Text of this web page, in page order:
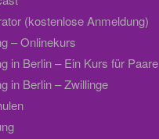
(kostenlose Anmeldung)
– Onlinekurs
in Berlin – Ein Kurs für Paare
in Berlin – Zwillinge